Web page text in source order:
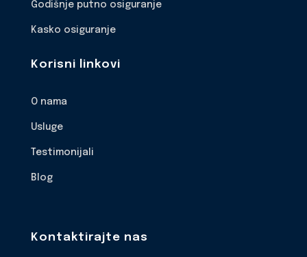
Godišnje putno osiguranje
Kasko osiguranje
Korisni linkovi
O nama
Usluge
Testimonijali
Blog
Kontaktirajte nas